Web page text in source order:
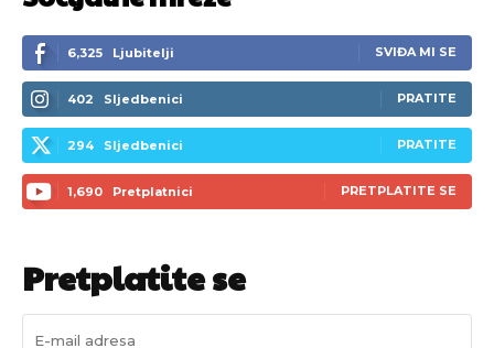
6,325 Ljubitelji SVIĐA MI SE
402 Sljedbenici PRATITE
294 Sljedbenici PRATITE
1,690 Pretplatnici PRETPLATITE SE
Pretplatite se